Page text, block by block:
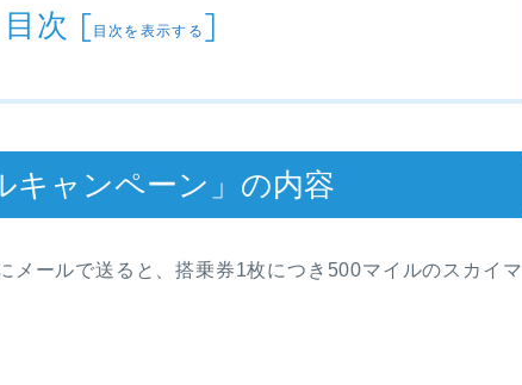
目次 [目次を表示する ]
キャンペーン」の内容
メールで送ると、搭乗券1枚につき500マイルのスカイマ